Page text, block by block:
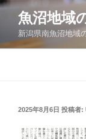
コ
ン
魚沼地域
新潟県南魚沼地域
投
日:
2025年8月6日 投稿者: